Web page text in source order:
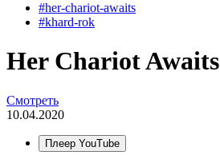
#her-chariot-awaits
#khard-rok
Her Chariot
Смотреть
10.04.2020
Плеер YouTube